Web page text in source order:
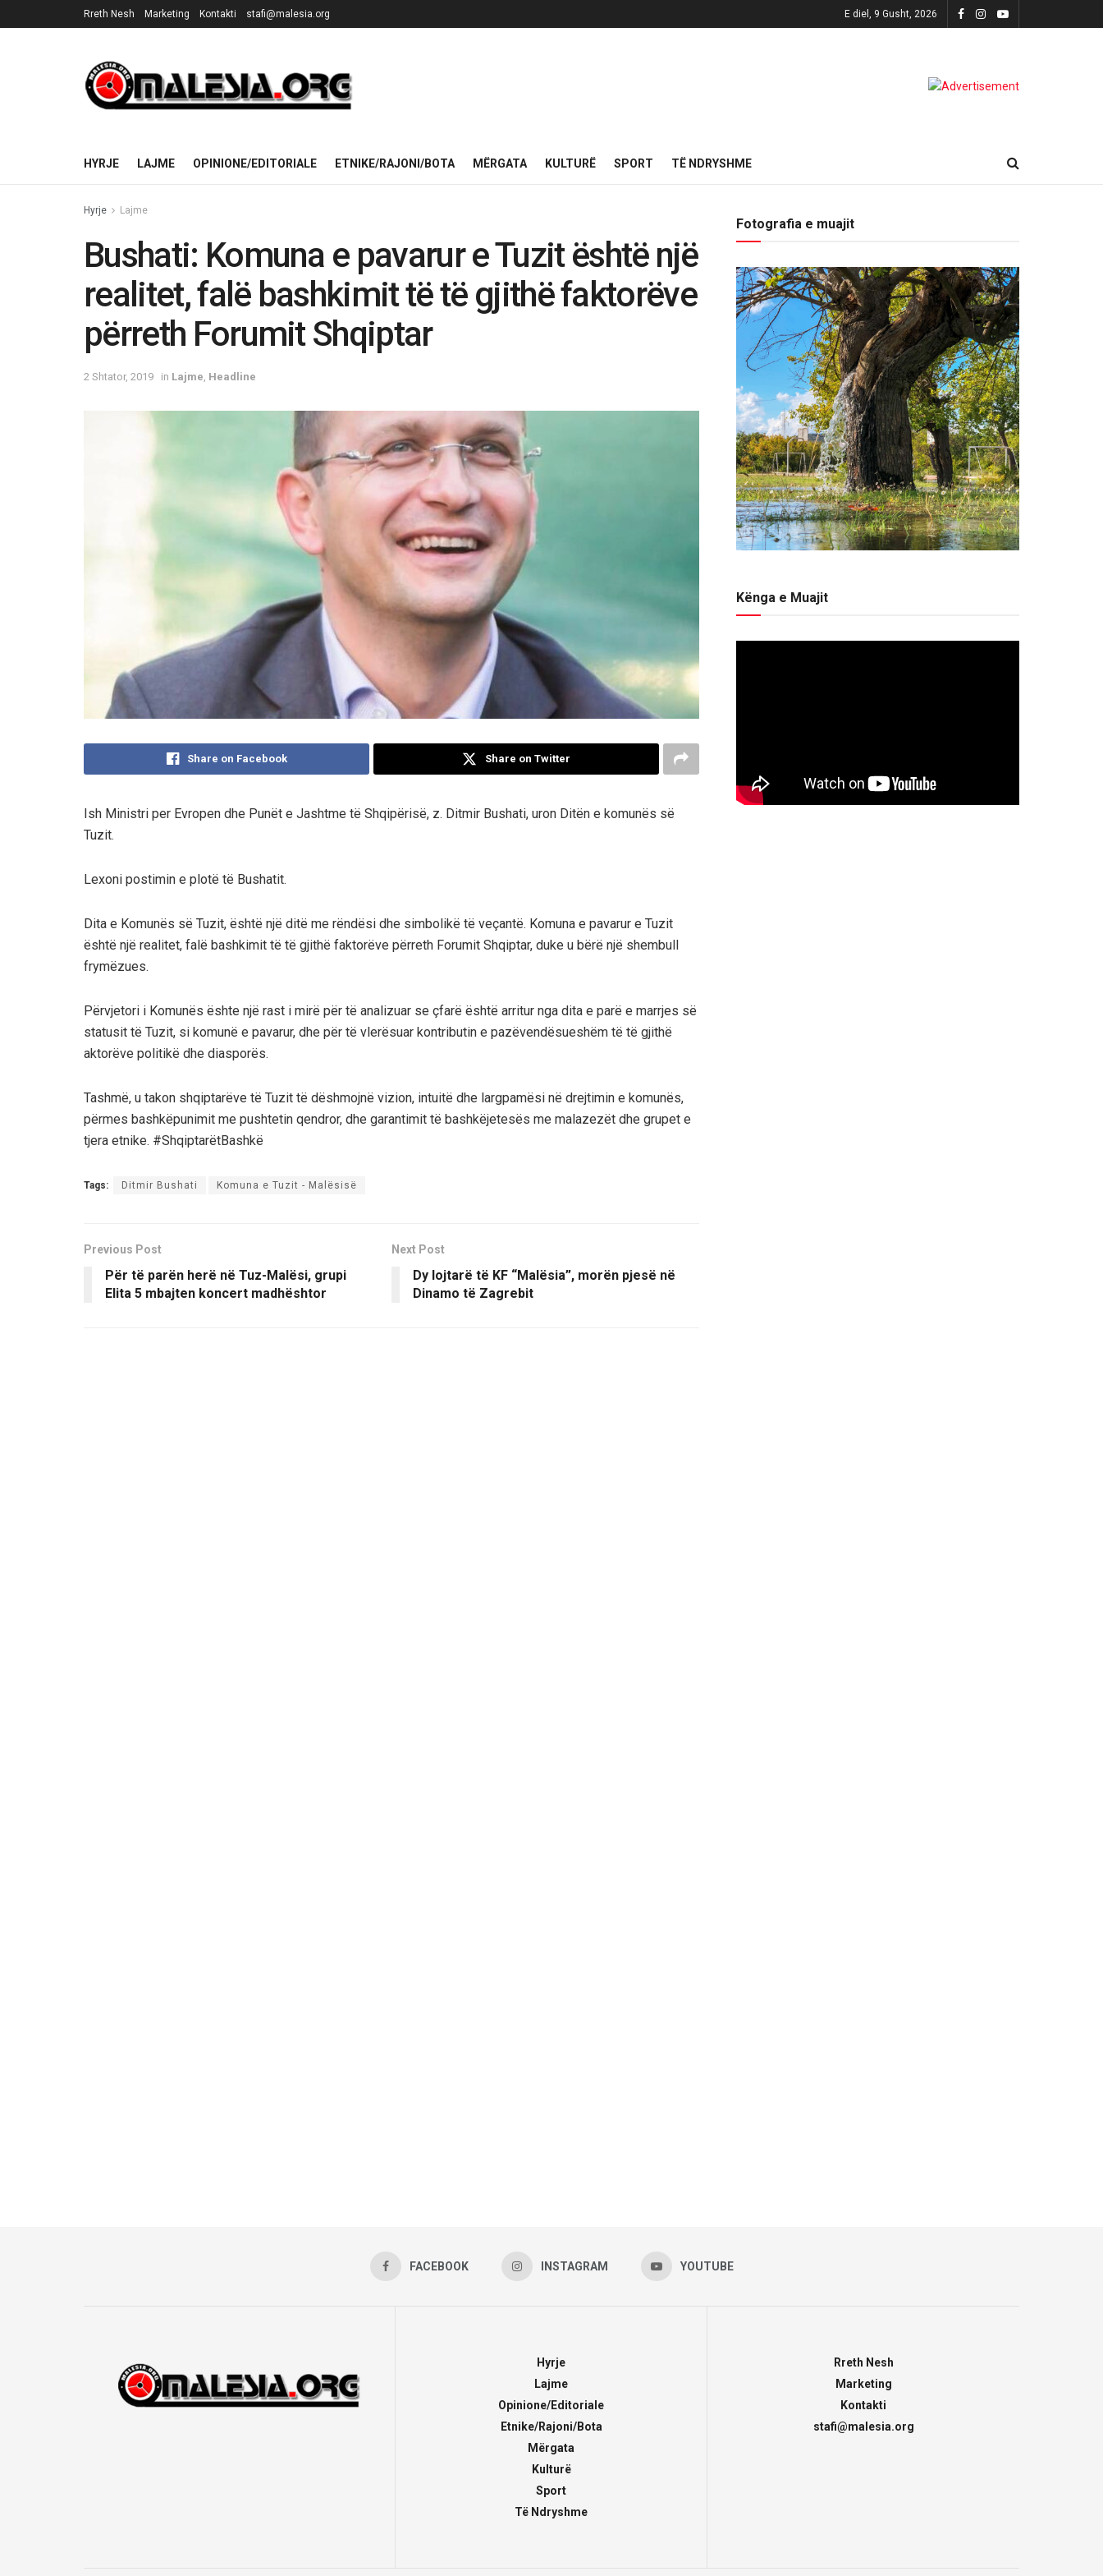
Rreth Nesh Marketing Kontakti stafi@malesia.org E diel, 9 Gusht, 2026
HYRJE LAJME OPINIONE/EDITORIALE ETNIKE/RAJONI/BOTA MËRGATA KULTURË SPORT TË NDRYSHME
Hyrje Lajme
Bushati: Komuna e pavarur e Tuzit është një
realitet, falë bashkimit të të gjithë faktorëve
përreth Forumit Shqiptar
2 Shtator, 2019 in Lajme Headline
Share on Facebook Share on Twitter
Ish Ministri per Evropen dhe Punët e Jashtme të Shqipërisë, z. Ditmir Bushati, uron Ditën e komunës së
Tuzit.
Lexoni postimin e plotë të Bushatit.
Dita e Komunës së Tuzit, është një ditë me rëndësi dhe simbolikë të veçantë. Komuna e pavarur e Tuzit
është një realitet, falë bashkimit të të gjithë faktorëve përreth Forumit Shqiptar, duke u bërë një shembull
frymëzues.
Përvjetori i Komunës ështe një rast i mirë për të analizuar se çfarë është arritur nga dita e parë e marrjes së
statusit të Tuzit, si komunë e pavarur, dhe për të vlerësuar kontributin e pazëvendësueshëm të të gjithë
aktorëve politikë dhe diasporës.
Tashmë, u takon shqiptarëve të Tuzit të dëshmojnë vizion, intuitë dhe largpamësi në drejtimin e komunës,
përmes bashkëpunimit me pushtetin qendror, dhe garantimit të bashkëjetesës me malazezët dhe grupet e
tjera etnike. #ShqiptarëtBashkë
Tags: Ditmir Bushati Komuna e Tuzit - Malësisë
Previous Post
Për të parën herë në Tuz-Malësi, grupi
Elita 5 mbajten koncert madhështor
Next Post
Dy lojtarë të KF “Malësia”, morën pjesë në
Dinamo të Zagrebit
Fotografia e muajit
Kënga e Muajit
FACEBOOK INSTAGRAM YOUTUBE
Hyrje
Lajme
Opinione/Editoriale
Etnike/Rajoni/Bota
Mërgata
Kulturë
Sport
Të Ndryshme
Rreth Nesh
Marketing
Kontakti
stafi@malesia.org